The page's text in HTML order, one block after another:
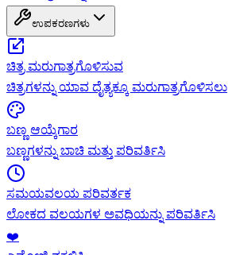
ಉಪಕರಣಗಳು
ಚಿತ್ರ ಮರುಗಾತ್ರಗೊಳಿಸುವ
ಚಿತ್ರಗಳನ್ನು ಯಾವ ದೈತ್ಯಕ್ಕೂ ಮರುಗಾತ್ರಗೊಳಿಸಲು
ಬಣ್ಣ ಆಯ್ಕೆಗಾರ
ಬಣ್ಣಗಳನ್ನು ಬಾಚಿ ಮತ್ತು ಪರಿವರ್ತಿಸಿ
ಸಮಯವಲಯ ಪರಿವರ್ತಕ
ಲೋಕದ ವಲಯಗಳ ಅವಧಿಯನ್ನು ಪರಿವರ್ತಿಸಿ
❤️